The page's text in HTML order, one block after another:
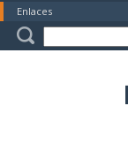
Enlaces